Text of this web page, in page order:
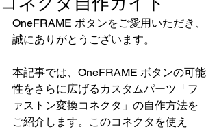
OneFRAME ボタンをご愛用いただき、
誠にありがとうございます。
本記事では、OneFRAME ボタンの可能
性をさらに広げるカスタムパーツ「フ
ァストン変換コネクタ」の自作方法を
ご紹介します。このコネクタを使え